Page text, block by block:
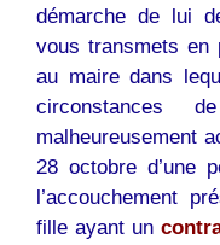
démarche de lui
vous transmets en
au maire dans
circonstances
malheureusement
28 octobre d’une
l’accouchement
fille ayant un